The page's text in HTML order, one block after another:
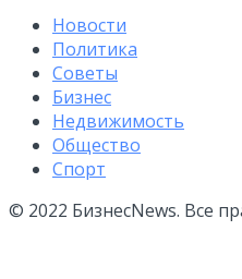
Новости
Политика
Советы
Бизнес
Недвижимость
Общество
Спорт
© 2022 БизнесNews. Все